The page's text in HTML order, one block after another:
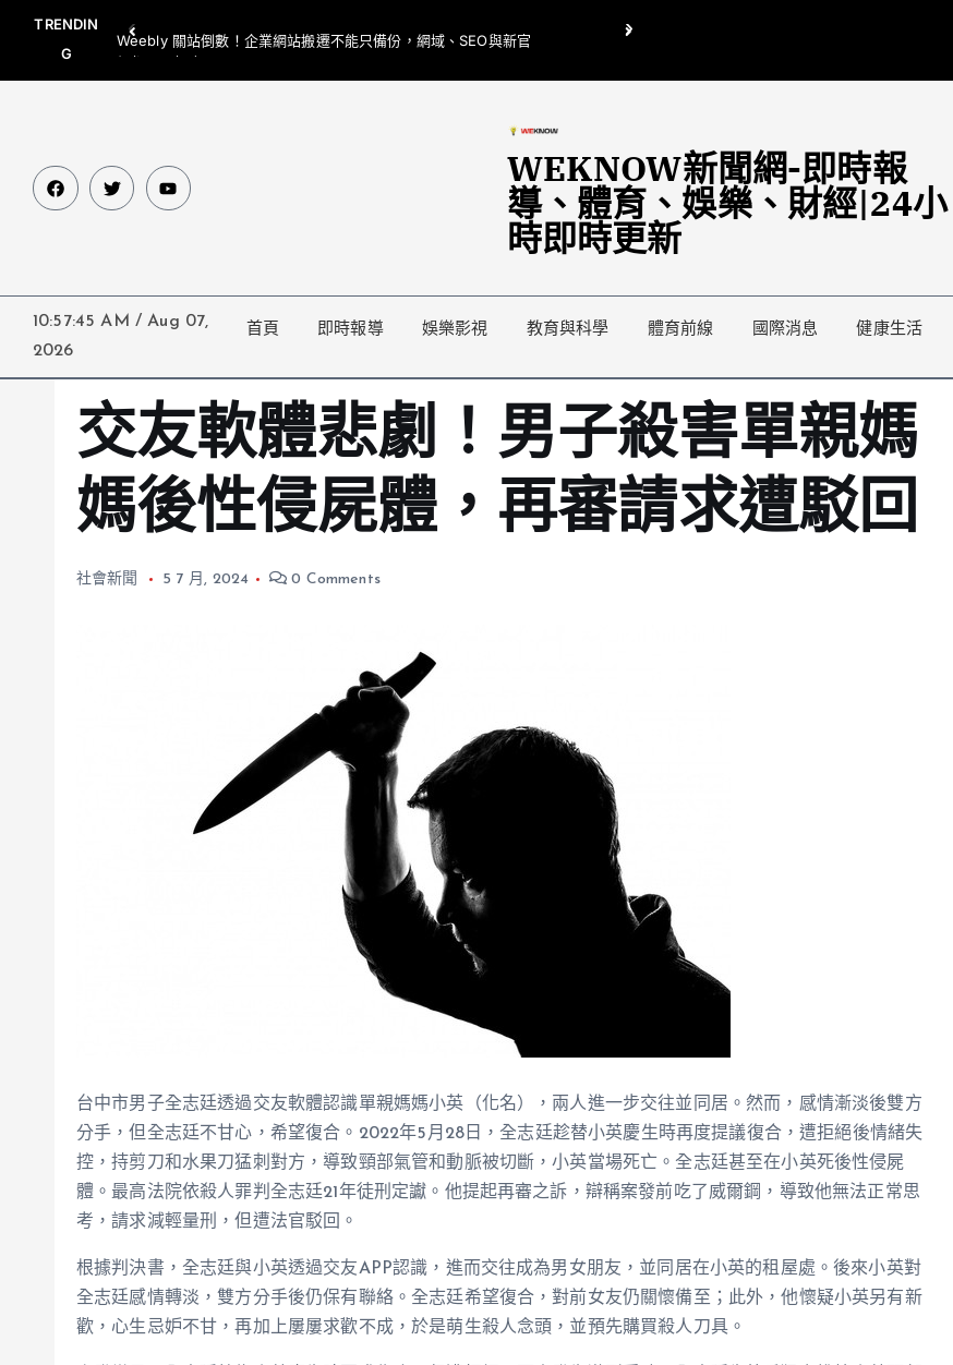
TRENDIN
G
Weebly 關站倒數！企業網站搬遷不能只備份，網域、SEO與新官
網都要一起處理
翁曉玲喊刪陸委會1295萬媒宣費惹議 梁文傑回「只能靠嘴巴」
WEKNOW新聞網-即時報
導、體育、娛樂、財經|24小
時即時更新
10:57:46 AM / Aug 07,
2026
首頁 即時報導 娛樂影視 教育與科學 體育前線 國際消息 健康生活
交友軟體悲劇！男子殺害單親媽
媽後性侵屍體，再審請求遭駁回
社會新聞 5 7 月, 2024 0 Comments
台中市男子全志廷透過交友軟體認識單親媽媽小英（化名），兩人進一步交往並同居。然而，感情漸淡後雙方
分手，但全志廷不甘心，希望復合。2022年5月28日，全志廷趁替小英慶生時再度提議復合，遭拒絕後情緒失
控，持剪刀和水果刀猛刺對方，導致頸部氣管和動脈被切斷，小英當場死亡。全志廷甚至在小英死後性侵屍
體。最高法院依殺人罪判全志廷21年徒刑定讞。他提起再審之訴，辯稱案發前吃了威爾鋼，導致他無法正常思
考，請求減輕量刑，但遭法官駁回。
根據判決書，全志廷與小英透過交友APP認識，進而交往成為男女朋友，並同居在小英的租屋處。後來小英對
全志廷感情轉淡，雙方分手後仍保有聯絡。全志廷希望復合，對前女友仍關懷備至；此外，他懷疑小英另有新
歡，心生忌妒不甘，再加上屢屢求歡不成，於是萌生殺人念頭，並預先購買殺人刀具。